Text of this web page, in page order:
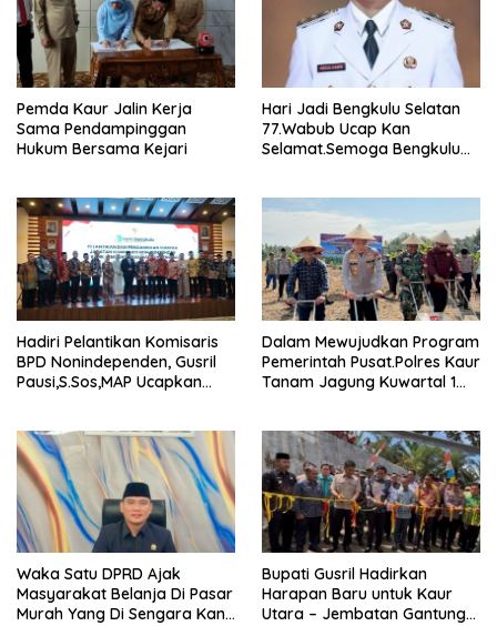
Pemda Kaur Jalin Kerja
Sama Pendampinggan
Hukum Bersama Kejari
Hari Jadi Bengkulu Selatan
77.Wabub Ucap Kan
Selamat.Semoga Bengkulu
Hadiri Pelantikan Komisaris
BPD Nonindependen, Gusril
Pausi,S.Sos,MAP Ucapkan
Dalam Mewujudkan Program
Pemerintah Pusat.Polres Kaur
Tanam Jagung Kuwartal 1
Waka Satu DPRD Ajak
Masyarakat Belanja Di Pasar
Murah Yang Di Sengara Kan
Bupati Gusril Hadirkan
Harapan Baru untuk Kaur
Utara – Jembatan Gantung